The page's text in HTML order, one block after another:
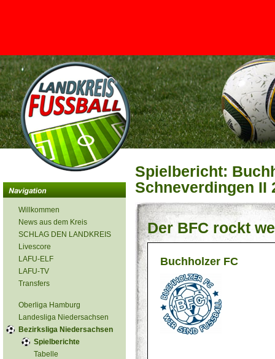
<
Willkommen
News aus dem Kreis
SCHLAG DEN LANDKREIS
Livescore
LAFU-ELF
LAFU-TV
Transfers
Oberliga Hamburg
Landesliga Niedersachsen
Bezirksliga Niedersachsen
Spielberichte
Tabelle
Spielbericht:
Schneverdingen II
Der BFC rockt
Buchholzer FC